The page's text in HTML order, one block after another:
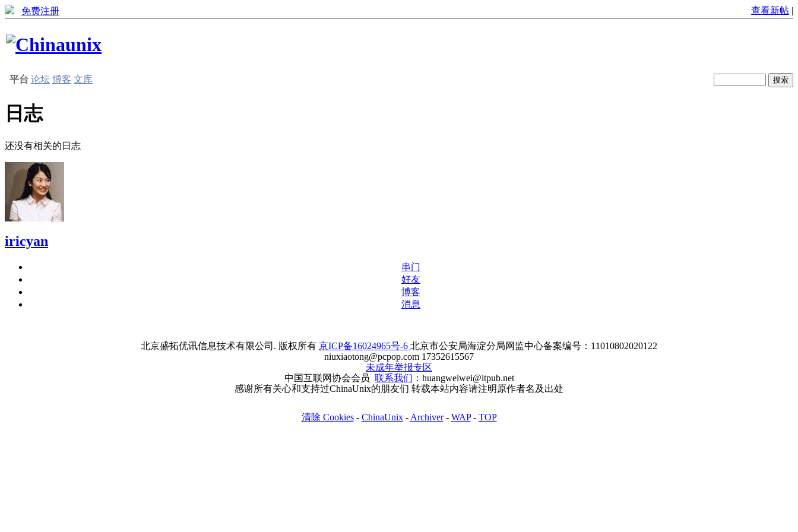
免费注册 查看新帖 |
平台 论坛 博客 文库
日志
还没有相关的日志
iricyan
串门
好友
博客
消息
北京盛拓优讯信息技术有限公司. 版权所有 京ICP备16024965号-6 北京市公安局海淀分局网监中心备案编号：11010802020122
niuxiaotong@pcpop.com 17352615567
未成年举报专区
中国互联网协会会员 联系我们 ：huangweiwei@itpub.net
感谢所有关心和支持过ChinaUnix的朋友们 转载本站内容请注明原作者名及出处
清除 Cookies- ChinaUnix- Archiver- WAP- TOP